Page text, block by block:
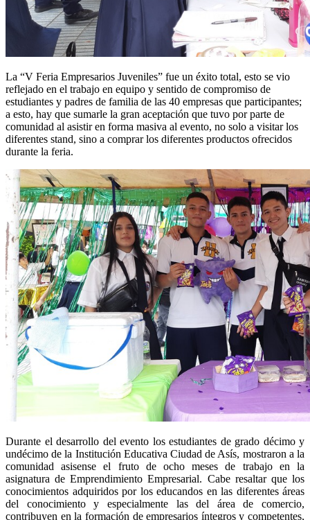
La “V Feria Empresarios Juveniles” fue un éxito total, esto se vio
reflejado en el trabajo en equipo y sentido de compromiso de
estudiantes y padres de familia de las 40 empresas que participantes;
a esto, hay que sumarle la gran aceptación que tuvo por parte de
comunidad al asistir en forma masiva al evento, no solo a visitar los
diferentes stand, sino a comprar los diferentes productos ofrecidos
durante la feria.
Durante el desarrollo del evento los estudiantes de grado décimo y
undécimo de la Institución Educativa Ciudad de Asís, mostraron a la
comunidad asisense el fruto de ocho meses de trabajo en la
asignatura de Emprendimiento Empresarial. Cabe resaltar que los
conocimientos adquiridos por los educandos en las diferentes áreas
del conocimiento y especialmente las del área de comercio,
contribuyen en la formación de empresarios íntegros y competentes,